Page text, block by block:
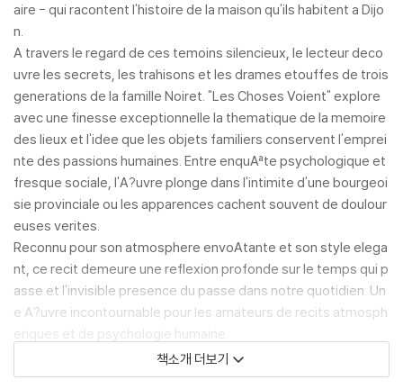
aire - qui racontent l'histoire de la maison qu'ils habitent a Dijo
n.
A travers le regard de ces temoins silencieux, le lecteur deco
uvre les secrets, les trahisons et les drames etouffes de trois
generations de la famille Noiret. "Les Choses Voient" explore
avec une finesse exceptionnelle la thematique de la memoire
des lieux et l'idee que les objets familiers conservent l'emprei
nte des passions humaines. Entre enquAªte psychologique et
fresque sociale, l'A?uvre plonge dans l'intimite d'une bourgeoi
sie provinciale ou les apparences cachent souvent de doulour
euses verites.
Reconnu pour son atmosphere envoAtante et son style elega
nt, ce recit demeure une reflexion profonde sur le temps qui p
asse et l'invisible presence du passe dans notre quotidien. Un
e A?uvre incontournable pour les amateurs de recits atmosph
eriques et de psychologie humaine.
This work has been selected by scholars as being culturally im
portant, and is part of the knowledge base of civilization as w
책소개 더보기